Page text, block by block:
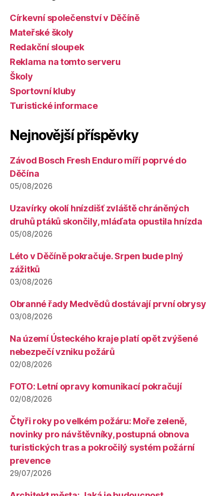
Církevní společenství v Děčíně
Mateřské školy
Redakční sloupek
Reklama na tomto serveru
Školy
Sportovní kluby
Turistické informace
Nejnovější příspěvky
Závod Bosch Fresh Enduro míří poprvé do
Děčína
05/08/2026
Uzavírky okolí hnízdišť zvláště chráněných
druhů ptáků skončily, mláďata opustila hnízda
05/08/2026
Léto v Děčíně pokračuje. Srpen bude plný
zážitků
03/08/2026
Obranné řady Medvědů dostávají první obrysy
03/08/2026
Na území Ústeckého kraje platí opět zvýšené
nebezpečí vzniku požárů
02/08/2026
FOTO: Letní opravy komunikací pokračují
02/08/2026
Čtyři roky po velkém požáru: Moře zeleně,
novinky pro návštěvníky, postupná obnova
turistických tras a pokročilý systém požární
prevence
29/07/2026